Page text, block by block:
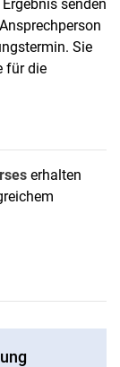
Ergebnis senden
Sie
für die
erhalten